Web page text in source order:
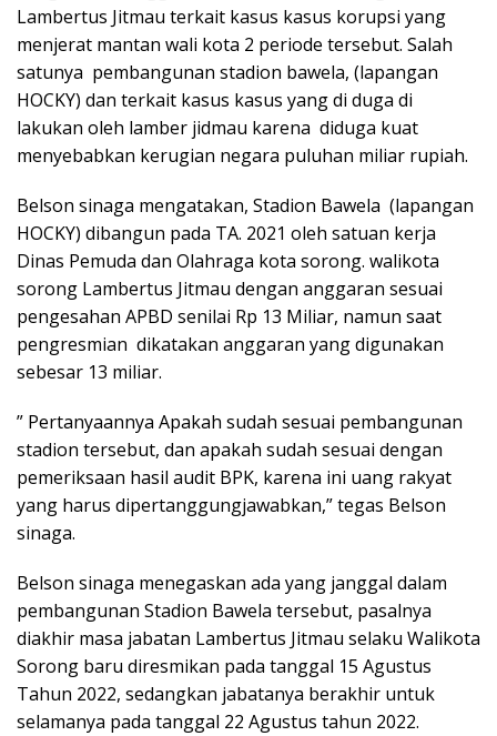
Lambertus Jitmau terkait kasus kasus korupsi yang
menjerat mantan wali kota 2 periode tersebut. Salah
satunya pembangunan stadion bawela, (lapangan
HOCKY) dan terkait kasus kasus yang di duga di
lakukan oleh lamber jidmau karena diduga kuat
menyebabkan kerugian negara puluhan miliar rupiah.
Belson sinaga mengatakan, Stadion Bawela (lapangan
HOCKY) dibangun pada TA. 2021 oleh satuan kerja
Dinas Pemuda dan Olahraga kota sorong. walikota
sorong Lambertus Jitmau dengan anggaran sesuai
pengesahan APBD senilai Rp 13 Miliar, namun saat
pengresmian dikatakan anggaran yang digunakan
sebesar 13 miliar.
” Pertanyaannya Apakah sudah sesuai pembangunan
stadion tersebut, dan apakah sudah sesuai dengan
pemeriksaan hasil audit BPK, karena ini uang rakyat
yang harus dipertanggungjawabkan,” tegas Belson
sinaga.
Belson sinaga menegaskan ada yang janggal dalam
pembangunan Stadion Bawela tersebut, pasalnya
diakhir masa jabatan Lambertus Jitmau selaku Walikota
Sorong baru diresmikan pada tanggal 15 Agustus
Tahun 2022, sedangkan jabatanya berakhir untuk
selamanya pada tanggal 22 Agustus tahun 2022.